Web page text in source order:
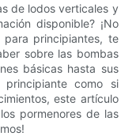
de lodos verticales y
disponible? ¡No
principiantes, te
sobre las bombas
básicas hasta sus
principiante como si
este artículo
pormenores de las